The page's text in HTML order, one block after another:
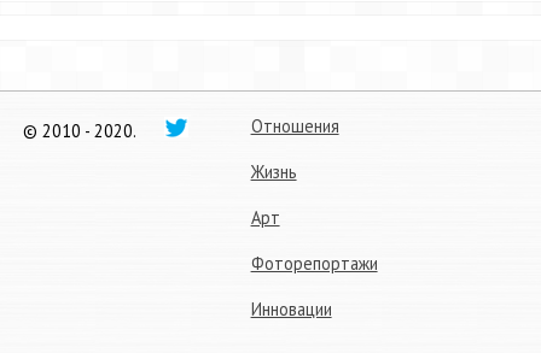
© 2010 - 2020.
Отношения
Жизнь
Арт
Фоторепортажи
Инновации